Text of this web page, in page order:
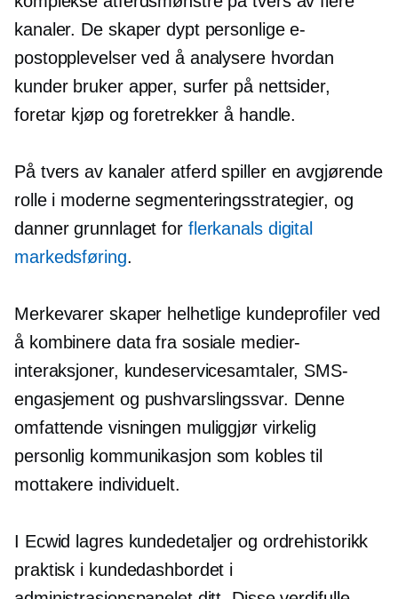
kanaler. De skaper dypt personlige e-
postopplevelser ved å analysere hvordan
kunder bruker apper, surfer på nettsider,
foretar kjøp og foretrekker å handle.
På tvers av kanaler atferd spiller en avgjørende
rolle i moderne segmenteringsstrategier, og
danner grunnlaget for flerkanals digital
markedsføring.
Merkevarer skaper helhetlige kundeprofiler ved
å kombinere data fra sosiale medier-
interaksjoner, kundeservicesamtaler, SMS-
engasjement og pushvarslingssvar. Denne
omfattende visningen muliggjør virkelig
personlig kommunikasjon som kobles til
mottakere individuelt.
I Ecwid lagres kundedetaljer og ordrehistorikk
praktisk i kundedashbordet i